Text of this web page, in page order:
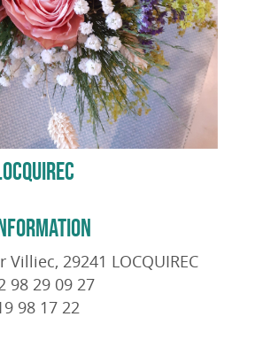
Villiec, 29241 LOCQUIREC
98 29 09 27
98 17 22